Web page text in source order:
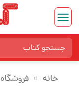
Skip
content
برای:
خانه » فروشگاه